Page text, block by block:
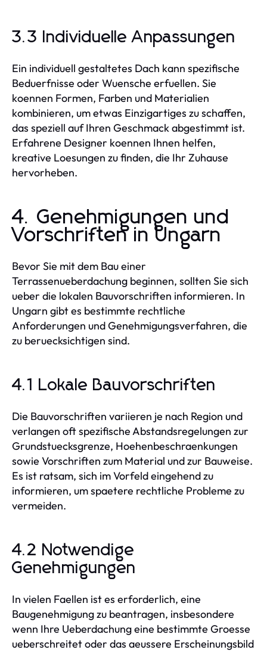
3.3 Individuelle Anpassungen
Ein individuell gestaltetes Dach kann spezifische
Beduerfnisse oder Wuensche erfuellen. Sie
koennen Formen, Farben und Materialien
kombinieren, um etwas Einzigartiges zu schaffen,
das speziell auf Ihren Geschmack abgestimmt ist.
Erfahrene Designer koennen Ihnen helfen,
kreative Loesungen zu finden, die Ihr Zuhause
hervorheben.
4. Genehmigungen und
Vorschriften in Ungarn
Bevor Sie mit dem Bau einer
Terrassenueberdachung beginnen, sollten Sie sich
ueber die lokalen Bauvorschriften informieren. In
Ungarn gibt es bestimmte rechtliche
Anforderungen und Genehmigungsverfahren, die
zu beruecksichtigen sind.
4.1 Lokale Bauvorschriften
Die Bauvorschriften variieren je nach Region und
verlangen oft spezifische Abstandsregelungen zur
Grundstuecksgrenze, Hoehenbeschraenkungen
sowie Vorschriften zum Material und zur Bauweise.
Es ist ratsam, sich im Vorfeld eingehend zu
informieren, um spaetere rechtliche Probleme zu
vermeiden.
4.2 Notwendige
Genehmigungen
In vielen Faellen ist es erforderlich, eine
Baugenehmigung zu beantragen, insbesondere
wenn Ihre Ueberdachung eine bestimmte Groesse
ueberschreitet oder das aeussere Erscheinungsbild